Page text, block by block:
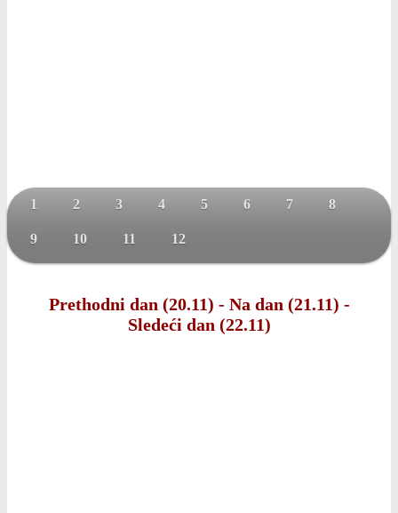
1 2 3 4 5 6 7 8
9 10 11 12
Prethodni dan (20.11) - Na dan (21.11) -
Sledeći dan (22.11)